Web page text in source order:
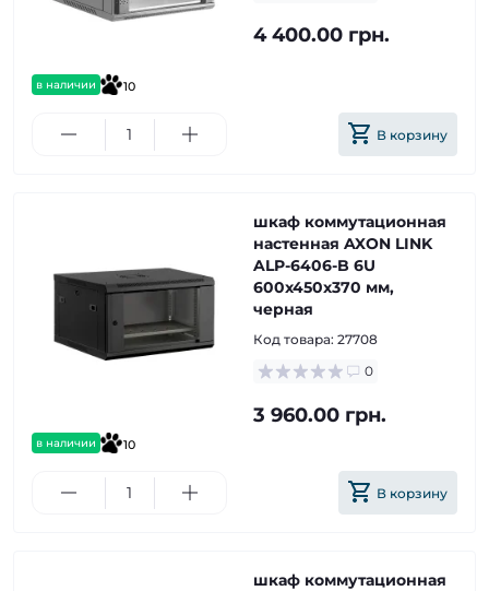
в наличии 10
4 400.00 грн.
В корзину
в наличии 10
шкаф коммутационная
настенная AXON LINK
ALP-6406-B 6U
600x450x370 мм,
черная
Код товара: 27708
0
3 960.00 грн.
В корзину
шкаф коммутационная